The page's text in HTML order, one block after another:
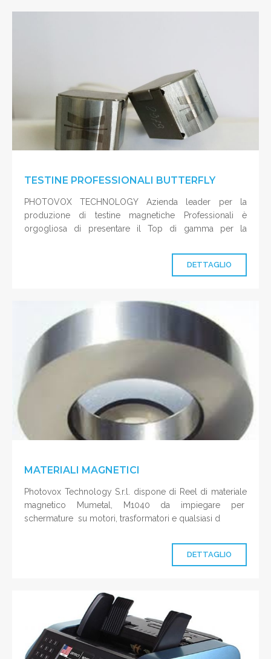
TESTINE PROFESSIONALI BUTTERFLY
PHOTOVOX TECHNOLOGY Azienda leader per la
produzione di testine magnetiche Professionali è
orgogliosa di presentare il Top di gamma per la
DETTAGLIO
MATERIALI MAGNETICI
Photovox Technology S.r.l. dispone di Reel di materiale
magnetico Mumetal, M1040 da impiegare per
schermature su motori, trasformatori e qualsiasi d
DETTAGLIO